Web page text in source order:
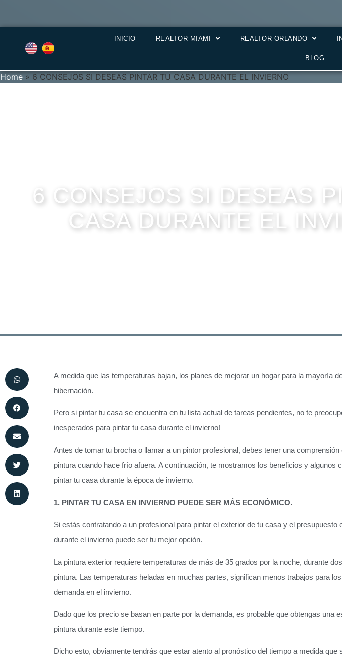
INICIO REALTOR MIAMI REALTOR ORLANDO
BLOG
Home » 6 CONSEJOS SI DESEAS PINTAR TU CASA DURANTE EL INVIERNO
6 CONSEJOS SI DESEAS
CASA DURANTE EL
A medida que las temperaturas bajan, los planes de mejorar un hogar para la mayoría
hibernación.
Pero si pintar tu casa se encuentra en tu lista actual de tareas pendientes, no te
inesperados para pintar tu casa durante el invierno!
Antes de tomar tu brocha o llamar a un pintor profesional, debes tener una
pintura cuando hace frío afuera. A continuación, te mostramos los beneficios y algunos
pintar tu casa durante la época de invierno.
1. PINTAR TU CASA EN INVIERNO PUEDE SER MÁS ECONÓMICO.
Si estás contratando a un profesional para pintar el exterior de tu casa y el presupuesto
durante el invierno puede ser tu mejor opción.
La pintura exterior requiere temperaturas de más de 35 grados por la noche, durante
pintura. Las temperaturas heladas en muchas partes, significan menos trabajos para
demanda en el invierno.
Dado que los precio se basan en parte por la demanda, es probable que obtengas una
pintura durante este tiempo.
Dicho esto, obviamente tendrás que estar atento al pronóstico del tiempo a medida que